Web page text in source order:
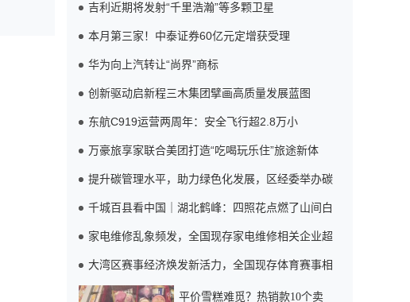
吉利近期将发射“千里浩瀚”等多颗卫星
本月第三家！中泰证券60亿元定增获受理
华为向上汽转让“尚界”商标
创新驱动启新程三木集团擘画高质量发展蓝图
东航C919运营两周年：安全飞行超2.8万小
万豪旅享家联合美团打造“吃喝玩乐住”旅途新体
提升碳管理水平，助力绿色化发展，区经委举办碳
千城百县看中国｜湖北鹤峰：四照花点燃了山间白
家电维修乱象频发，全国现存家电维修相关企业超
大湾区赛事经济焕发新活力，全国现存体育赛事相
平价雪糕难觅？热销款10个卖